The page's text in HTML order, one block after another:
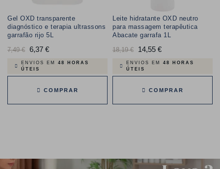
Gel OXD transparente
diagnóstico e terapia ultrassons
garrafão rijo 5L
Preço
normal
7,49 € 6,37 €Preço
ENVIOS EM 48 HORAS
ÚTEIS
COMPRAR
Leite hidratante OXD neutro
para massagem terapêutica
Abacate garrafa 1L
Preço
normal
18,19 € 14,55 €Preço
ENVIOS EM 48 HORAS
ÚTEIS
COMPRAR